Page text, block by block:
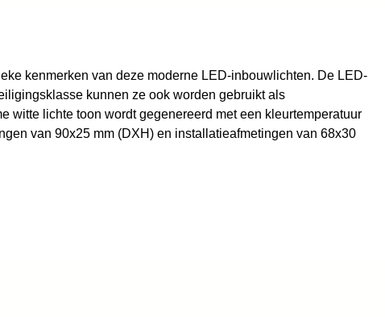
kenmerken van deze moderne LED-inbouwlichten. De LED-
kunnen ze ook worden gebruikt als
witte lichte toon wordt gegenereerd met een kleurtemperatuur
van 90x25 mm (DXH) en installatieafmetingen van 68x30